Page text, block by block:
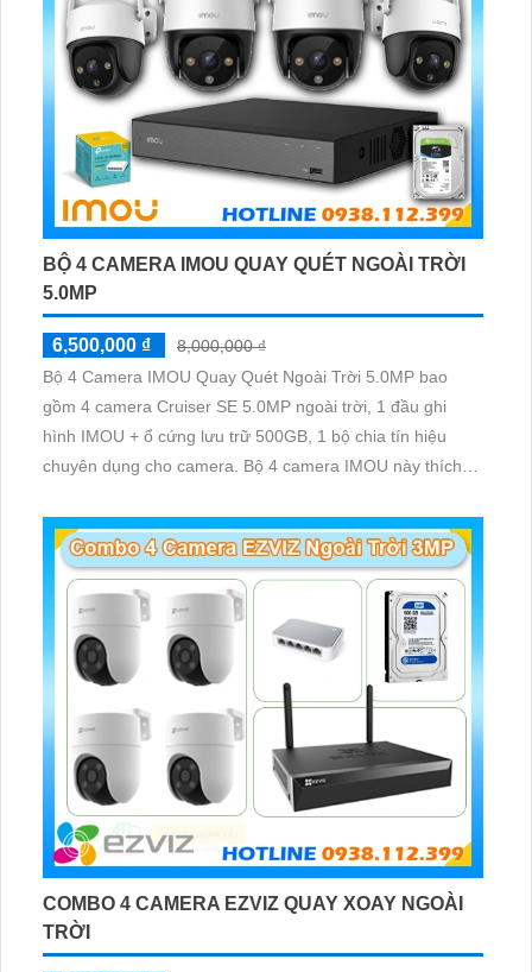
BỘ 4 CAMERA IMOU QUAY QUÉT NGOÀI TRỜI
5.0MP
6,500,000 ₫
8,000,000 ₫
Bộ 4 Camera IMOU Quay Quét Ngoài Trời 5.0MP bao
gồm 4 camera Cruiser SE 5.0MP ngoài trời, 1 đầu ghi
hình IMOU + ổ cứng lưu trữ 500GB, 1 bộ chia tín hiệu
chuyên dụng cho camera. Bộ 4 camera IMOU này thích
cần giám sát ngoài trời
COMBO 4 CAMERA EZVIZ QUAY XOAY NGOÀI
TRỜI